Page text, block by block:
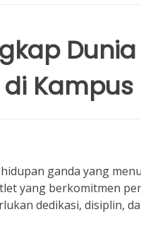
Kampus
ganda yang
yang berkomitmen
dedikasi, disiplin,